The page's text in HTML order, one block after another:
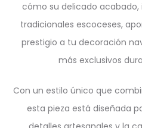
cómo su delicado acabado,
tradicionales escoceses,
prestigio a tu decoración
más exclusivos
Con un estilo único que
esta pieza está diseñada